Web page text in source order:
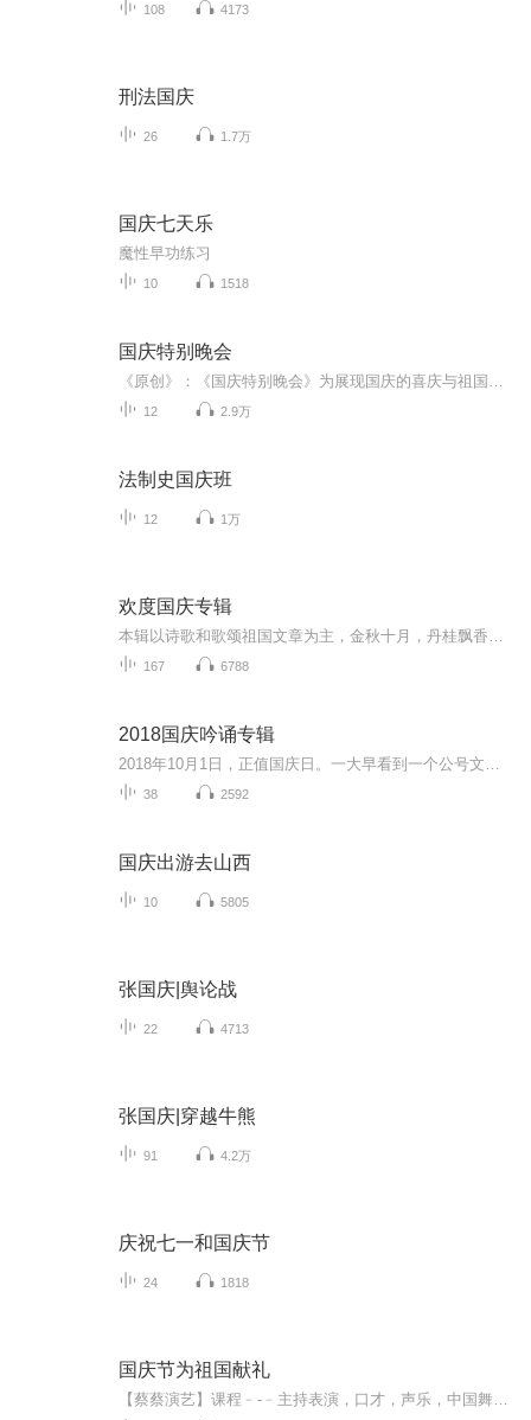
108 4173
刑法国庆
26 1.7万
国庆七天乐
魔性早功练习
10 1518
国庆特别晚会
12 2.9万
法制史国庆班
12 1万
欢度国庆专辑
167 6788
2018国庆吟诵专辑
38 2592
国庆出游去山西
10 5805
张国庆|舆论战
22 4713
张国庆|穿越牛熊
91 4.2万
庆祝七一和国庆节
24 1818
国庆节为祖国献礼